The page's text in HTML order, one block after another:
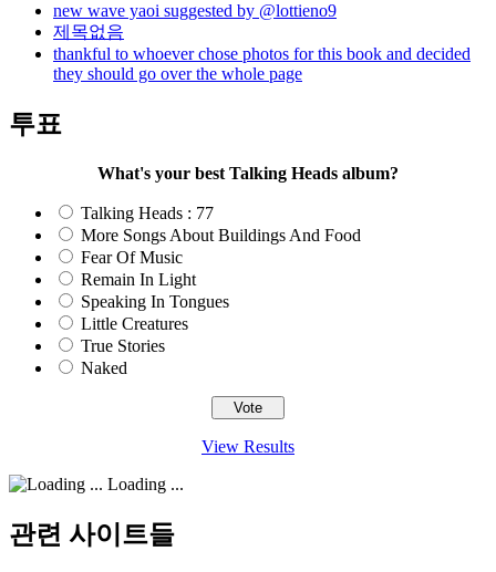
new wave yaoi suggested by @lottieno9
제목없음
thankful to whoever chose photos for this book and decided
they should go over the whole page
투표
What's your best Talking Heads album?
Talking Heads : 77
More Songs About Buildings And Food
Fear Of Music
Remain In Light
Speaking In Tongues
Little Creatures
True Stories
Naked
View Results
Loading ...
관련 사이트들